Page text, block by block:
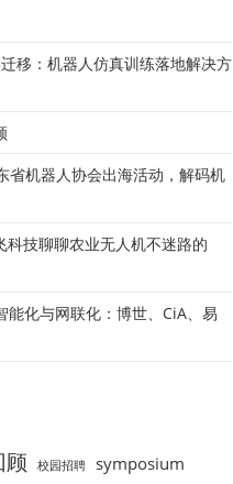
移：机器人仿真训练落地解决方
机器人协会出海活动，解码机
技聊聊农业无人机不迷路的
能化与网联化：博世、CiA、易
顾 校园招聘 symposium